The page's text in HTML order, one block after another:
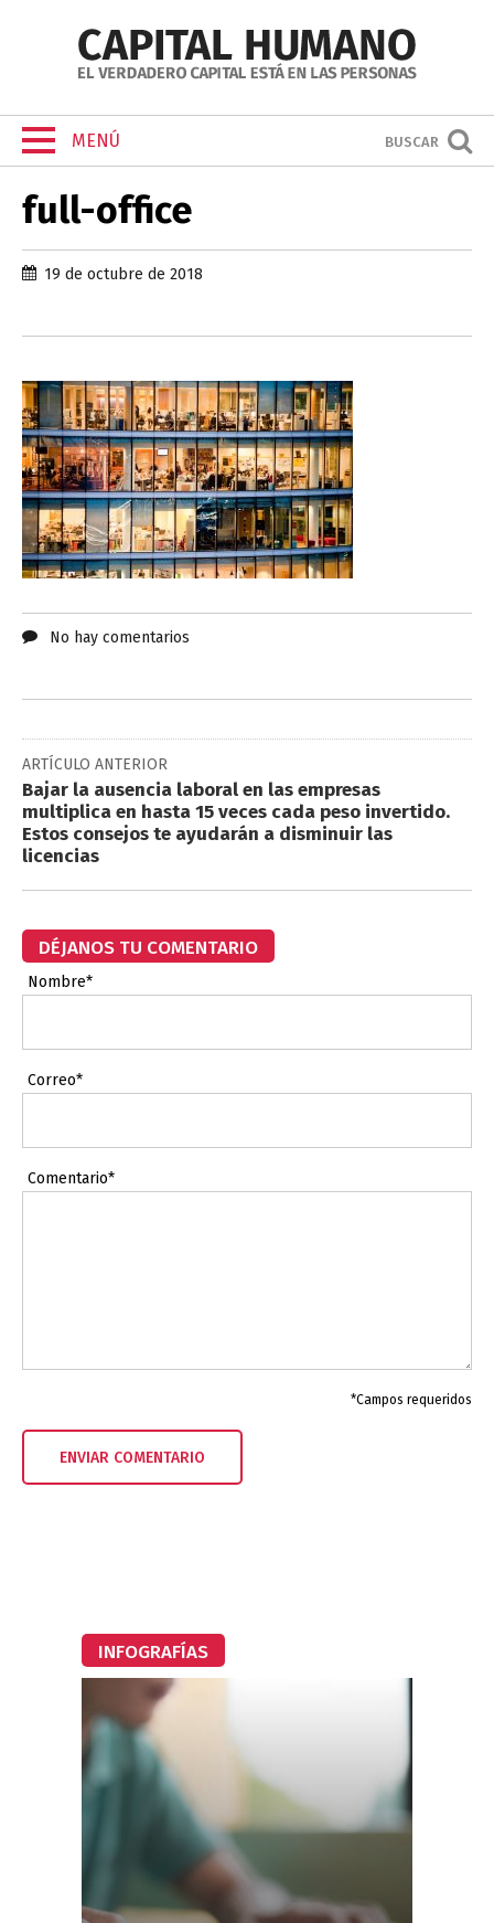
MENÚ BUSCAR
full-office
19 de octubre de 2018
No hay comentarios
ARTÍCULO ANTERIOR
Bajar la ausencia laboral en las empresas
multiplica en hasta 15 veces cada peso invertido.
Estos consejos te ayudarán a disminuir las
licencias
DÉJANOS TU COMENTARIO
Nombre*
Correo*
Comentario*
*Campos requeridos
INFOGRAFÍAS